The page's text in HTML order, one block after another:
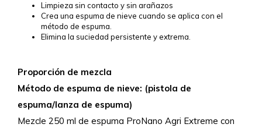
Limpieza sin contacto y sin arañazos
Crea una espuma de nieve cuando se aplica con el
método de espuma.
Elimina la suciedad persistente y extrema.
Proporción de mezcla
Método de espuma de nieve: (pistola de
espuma/lanza de espuma)
Mezcle 250 ml de espuma ProNano Agri Extreme con